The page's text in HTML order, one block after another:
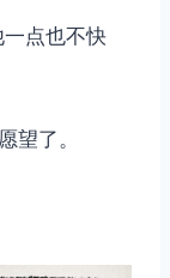
点也不快
望了。